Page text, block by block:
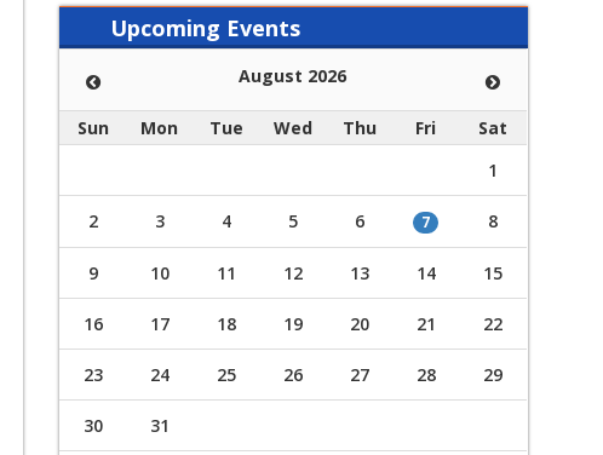
Upcoming Events
August 2026
Sun Mon Tue Wed Thu Fri
Sat
1
2 3 4 5 6 7 8
9 10 11 12 13 14 15
16 17 18 19 20 21 22
23 24 25 26 27 28 29
30 31